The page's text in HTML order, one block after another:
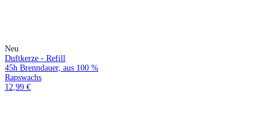
Neu
Duftkerze - Refill
45h Brenndauer, aus 100 %
Rapswachs
12,99 €